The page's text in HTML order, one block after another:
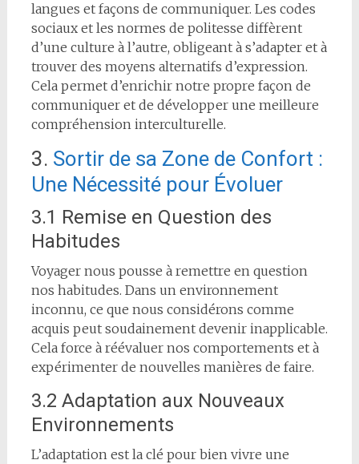
langues et façons de communiquer. Les codes
sociaux et les normes de politesse diffèrent
d’une culture à l’autre, obligeant à s’adapter et à
trouver des moyens alternatifs d’expression.
Cela permet d’enrichir notre propre façon de
communiquer et de développer une meilleure
compréhension interculturelle.
3. Sortir de sa Zone de Confort :
Une Nécessité pour Évoluer
3.1 Remise en Question des
Habitudes
Voyager nous pousse à remettre en question
nos habitudes. Dans un environnement
inconnu, ce que nous considérons comme
acquis peut soudainement devenir inapplicable.
Cela force à réévaluer nos comportements et à
expérimenter de nouvelles manières de faire.
3.2 Adaptation aux Nouveaux
Environnements
L’adaptation est la clé pour bien vivre une